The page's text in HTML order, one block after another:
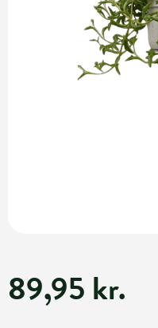
89,95 kr.